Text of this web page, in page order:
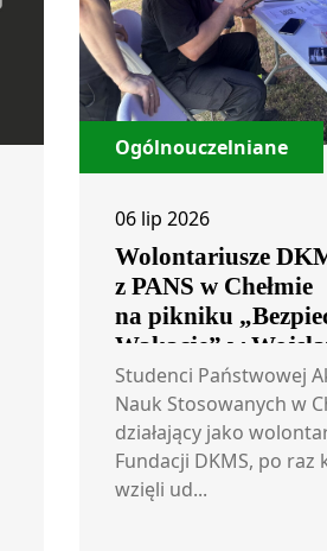
Ogólnouczelniane
06 lip 2026
Wolontariusze
z PANS w Chełmie
na pikniku
Wakacje” w
Studenci Państwowej
Nauk Stosowanych w
działający jako
Fundacji DKMS, po raz
wzięli ud...